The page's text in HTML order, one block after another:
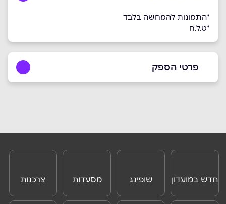
*התמונות להמחשה בלבד
*ט.ל.ח
פרטי הספק
טלפון *
חדש במועדון
שופינג
וצרכנות
מסעדות
צרכנות
ONLINE